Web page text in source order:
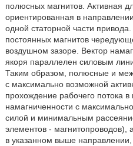
полюсных магнитов. Активная
ориентированная в
одной статорной части
постоянных магнитов
воздушном зазоре. Вектор
якоря параллелен силовым
Таким образом, полюсные и
с максимально возможной
прохождение рабочего потока
намагниченности с
силой и минимальным
элементов - магнитопроводов),
в указанном выше